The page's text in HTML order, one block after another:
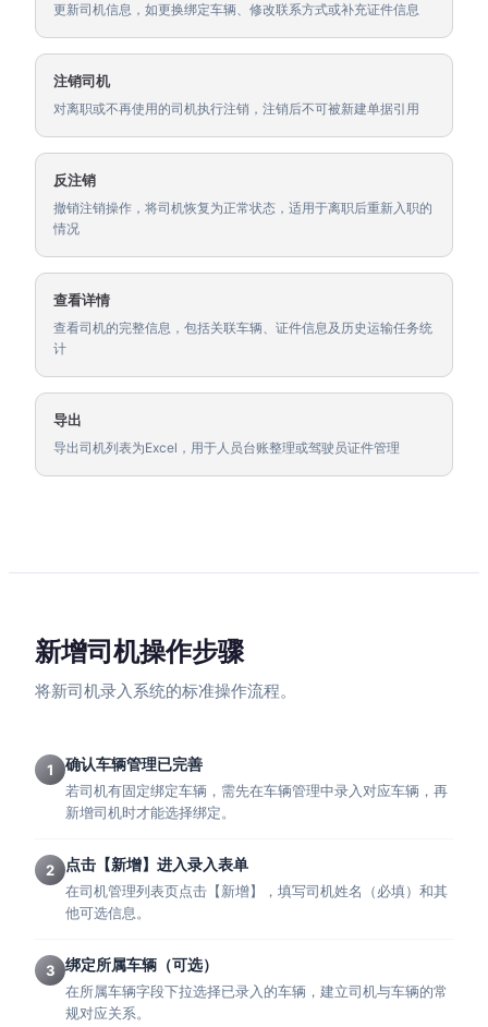
更新司机信息，如更换绑定车辆、修改联系方式或补充证件信息
注销司机
对离职或不再使用的司机执行注销，注销后不可被新建单据引用
反注销
撤销注销操作，将司机恢复为正常状态，适用于离职后重新入职的
情况
查看详情
查看司机的完整信息，包括关联车辆、证件信息及历史运输任务统
计
导出
导出司机列表为Excel，用于人员台账整理或驾驶员证件管理
新增司机操作步骤
将新司机录入系统的标准操作流程。
1 确认车辆管理已完善
若司机有固定绑定车辆，需先在车辆管理中录入对应车辆，再
新增司机时才能选择绑定。
2 点击【新增】进入录入表单
在司机管理列表页点击【新增】，填写司机姓名（必填）和其
他可选信息。
3 绑定所属车辆（可选）
在所属车辆字段下拉选择已录入的车辆，建立司机与车辆的常
规对应关系。